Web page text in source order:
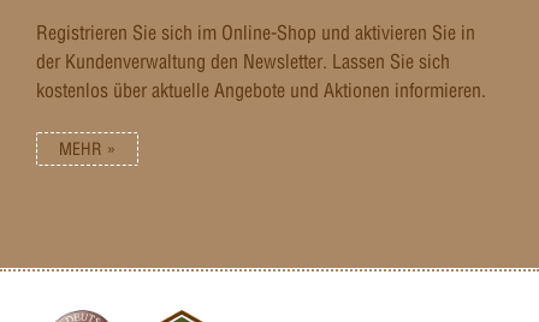
Registrieren Sie sich im Online-Shop und aktivieren Sie in
der Kundenverwaltung den Newsletter. Lassen Sie sich
kostenlos über aktuelle Angebote und Aktionen informieren.
MEHR »